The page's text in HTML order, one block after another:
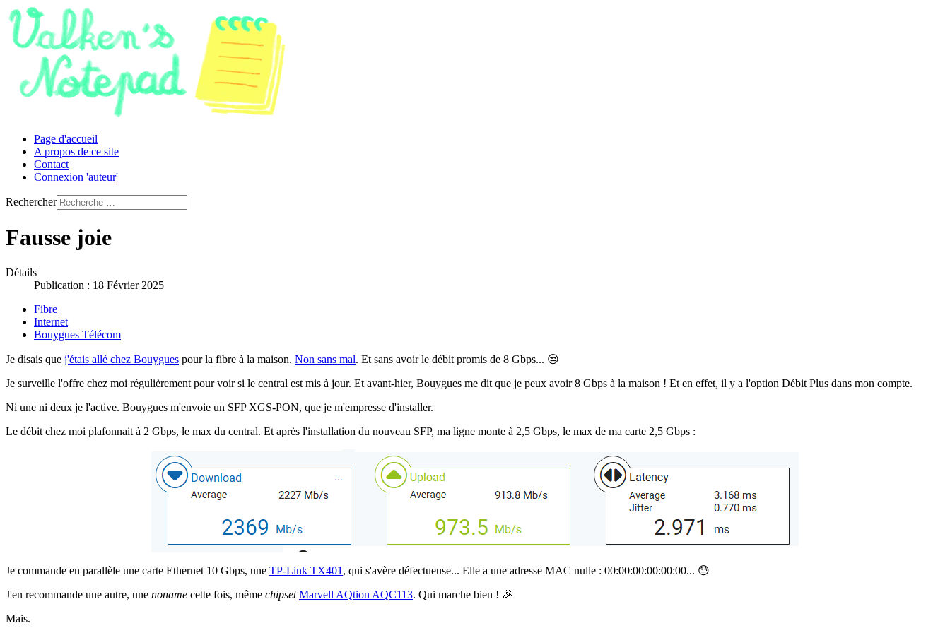
Page d'accueil
A propos de ce site
Contact
Connexion 'auteur'
Rechercher
Fausse joie
Détails
Publication : 18 Février 2025
Fibre
Internet
Bouygues Télécom
Je disais que j'étais allé chez Bouygues pour la fibre à la maison. Non sans mal. Et sans avoir le débit promis de 8 Gbps... 😒
Je surveille l'offre chez moi régulièrement pour voir si le central est mis à jour. Et avant-hier, Bouygues me dit que je peux avoir 8 Gbps à la maison ! Et en effet, il y a l'option Débit Plus dans mon compte.
Ni une ni deux je l'active. Bouygues m'envoie un SFP XGS-PON, que je m'empresse d'installer.
Le débit chez moi plafonnait à 2 Gbps, le max du central. Et après l'installation du nouveau SFP, ma ligne monte à 2,5 Gbps, le max de ma carte 2,5 Gbps :
Je commande en parallèle une carte Ethernet 10 Gbps, une TP-Link TX401 , qui s'avère défectueuse... Elle a une adresse MAC nulle : 00:00:00:00:00:00... 😓
J'en recommande une autre, une noname cette fois, même chipset Marvell AQtion AQC113. Qui marche bien ! 🎉
Mais.